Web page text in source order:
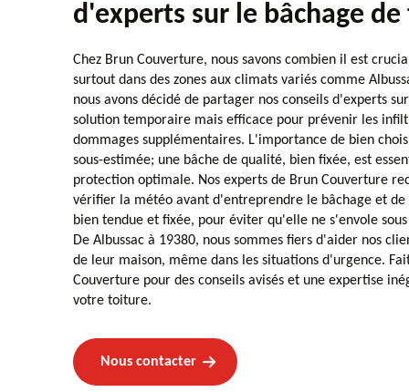
d'experts sur le bâchage
Chez Brun Couverture, nous savons combien il est
surtout dans des zones aux climats variés comme
nous avons décidé de partager nos conseils d'experts
solution temporaire mais efficace pour prévenir les
dommages supplémentaires. L'importance de bien
sous-estimée; une bâche de qualité, bien fixée, est
protection optimale. Nos experts de Brun Couverture
vérifier la météo avant d'entreprendre le bâchage et de
bien tendue et fixée, pour éviter qu'elle ne s'envole
De Albussac à 19380, nous sommes fiers d'aider nos
de leur maison, même dans les situations d'urgence.
Couverture pour des conseils avisés et une expertise
votre toiture.
Nous contacter